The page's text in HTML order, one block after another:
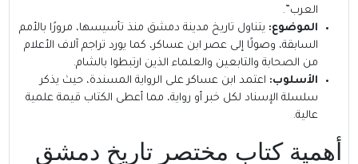
العرب”.
الموضوع: يتناول تاريخ مدينة دمشق منذ تأسيسها، مرورًا بالأمم
السابقة، وصولًا إلى عصر ابن عساكر، كما يورد تراجم آلاف الأعلام
من الصحابة والتابعين والعلماء الذين ارتبطوا بالشام.
الأسلوب: اعتمد ابن عساكر على الرواية المسندة، حيث يذكر
سلسلة الإسناد لكل خبر أو رواية، مما أعطى الكتاب قيمة علمية
عالية.
أهمية كتاب مختصر تاريخ دمشق